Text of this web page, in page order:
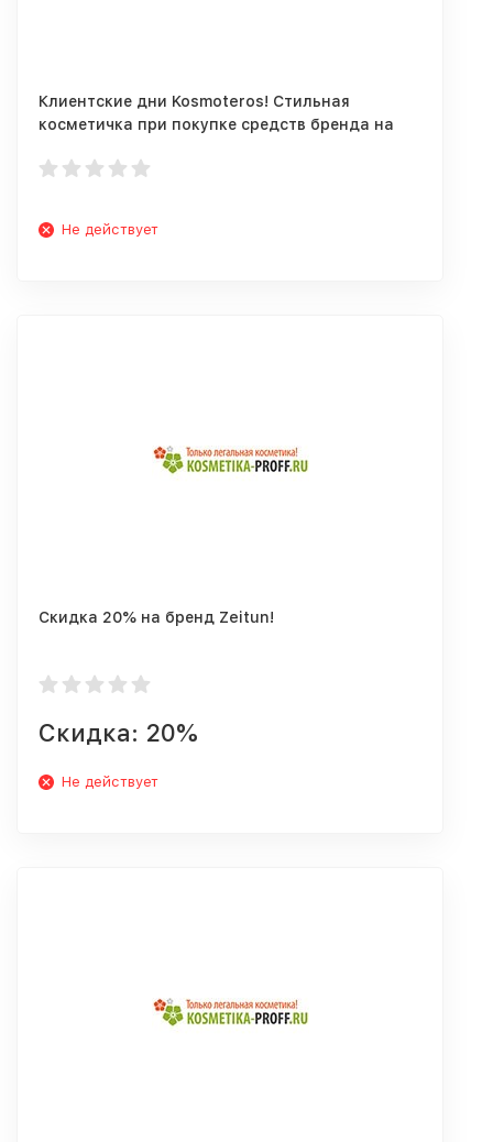
Клиентские дни Kosmoteros! Стильная
косметичка при покупке средств бренда на
Не действует
Скидка 20% на бренд Zeitun!
Скидка: 20%
Не действует